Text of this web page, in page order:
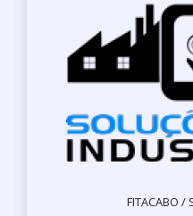
FITACABO /